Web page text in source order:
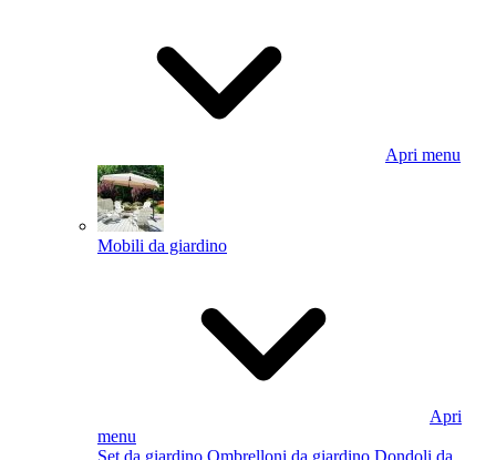
Apri menu
Mobili da giardino
Apri
menu
Set da giardino Ombrelloni da giardino Dondoli da